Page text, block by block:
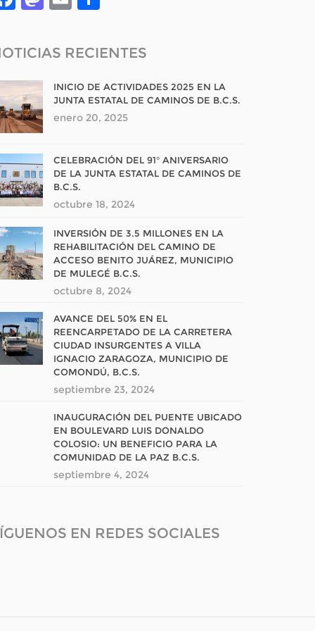
RECIENTES
INICIO DE ACTIVIDADES 2025 EN LA
JUNTA ESTATAL DE CAMINOS DE B.C.S.
enero 20, 2025
CELEBRACIÓN DEL 91° ANIVERSARIO
DE LA JUNTA ESTATAL DE CAMINOS DE
B.C.S.
octubre 18, 2024
INVERSIÓN DE 3.5 MILLONES EN LA
REHABILITACIÓN DEL CAMINO DE
ACCESO BENITO JUÁREZ, MUNICIPIO
DE MULEGÉ B.C.S.
octubre 8, 2024
AVANCE DEL 50% EN EL
REENCARPETADO DE LA CARRETERA
CIUDAD INSURGENTES A VILLA
IGNACIO ZARAGOZA, MUNICIPIO DE
COMONDÚ, B.C.S.
septiembre 23, 2024
INAUGURACIÓN DEL PUENTE UBICADO
EN BOULEVARD LUIS DONALDO
COLOSIO: UN BENEFICIO PARA LA
COMUNIDAD DE LA PAZ B.C.S.
septiembre 4, 2024
EN REDES SOCIALES